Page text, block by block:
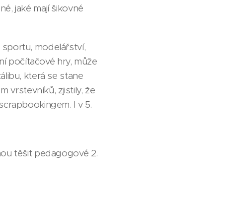
jaké mají šikovné
sportu, modelářství,
počítačové hry, může
která se stane
vrstevníků, zjistily, že
I v 5.
těšit pedagogové 2.